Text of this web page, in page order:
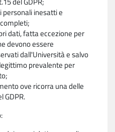
inesatti e
dati, fatta eccezione per
devono essere
dall'Università e salvo
prevalente per
ove ricorra una delle
GDPR.